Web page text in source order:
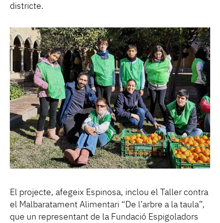
districte.
El projecte, afegeix Espinosa, inclou el Taller contra
el Malbaratament Alimentari “De l’arbre a la taula”,
que un representant de la Fundació Espigoladors